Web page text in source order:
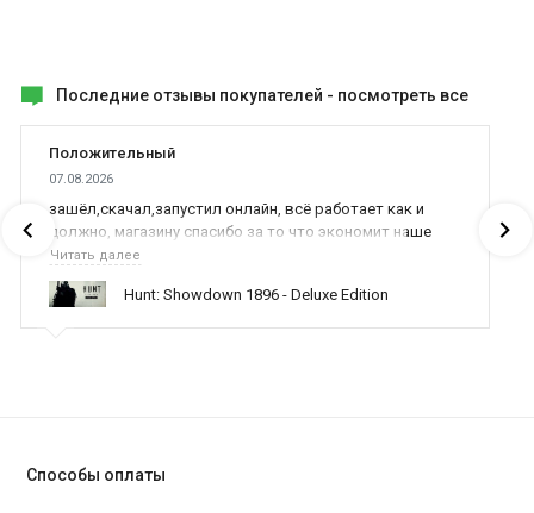
Последние отзывы покупателей - посмотреть все
Положительный
07.08.2026
зашёл,скачал,запустил онлайн, всё работает как и
должно, магазину спасибо за то что экономит наше
время,нервы и деньги, ребята вы красава оказываете
поддержку населению и походу из всех только вы и
оказываете помощь
Читать далее
Hunt: Showdown 1896 - Deluxe Edition
Способы оплаты